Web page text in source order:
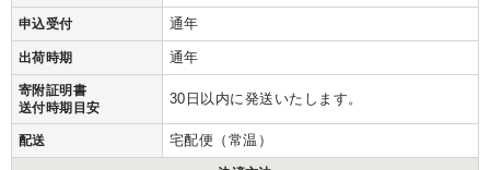
申込受付 通年
出荷時期 通年
寄附証明書
送付時期目安
30日以内に発送いたします。
配送 宅配便（常温）